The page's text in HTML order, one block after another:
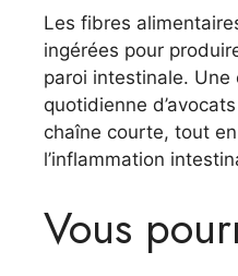
Les fibres
ingérées pour
paroi intestinale.
quotidienne
chaîne courte, tout
l’inflammation
Vous